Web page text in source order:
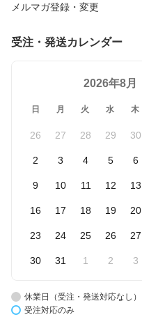
メルマガ登録・変更
受注・発送カレンダー
2026年8月
日 月 火 水 木
26 27 28 29 30
2 3 4 5 6
9 10 11 12 13
16 17 18 19 20
23 24 25 26 27
30 31 1 2 3
休業日（受注・発送対応なし）
受注対応のみ